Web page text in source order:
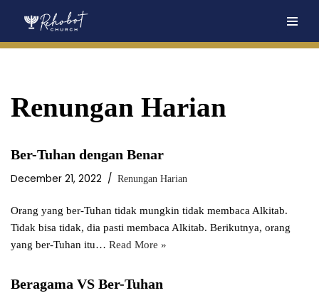
Renungan Harian
Ber-Tuhan dengan Benar
December 21, 2022 Renungan Harian
Orang yang ber-Tuhan tidak mungkin tidak membaca Alkitab.
Tidak bisa tidak, dia pasti membaca Alkitab. Berikutnya, orang
yang ber-Tuhan itu… Read More »
Beragama VS Ber-Tuhan